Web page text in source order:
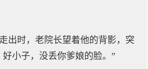
出时，老院长望着他的背影，突
小子，没丢你爹娘的脸。”